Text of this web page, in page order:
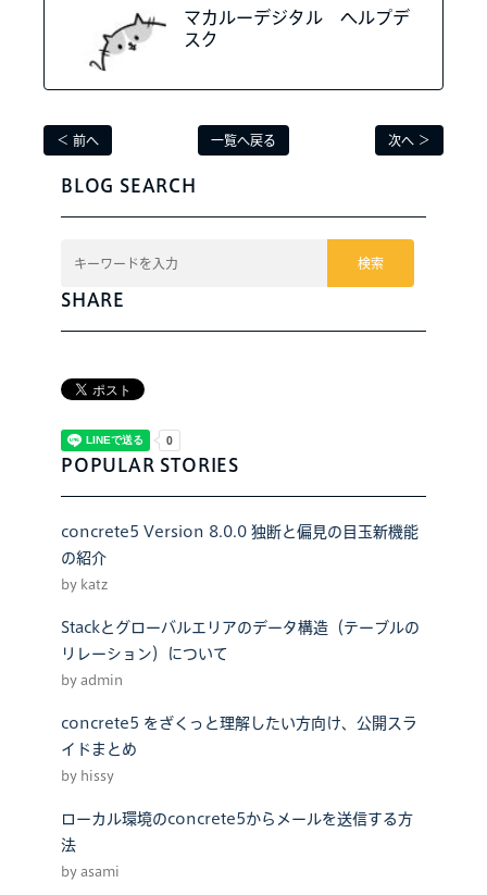
マカルーデジタル ヘルプデ
スク
＜ 前へ 一覧へ戻る 次へ ＞
BLOG SEARCH
検索
SHARE
POPULAR STORIES
concrete5 Version 8.0.0 独断と偏見の目玉新機能
の紹介
by katz
Stackとグローバルエリアのデータ構造（テーブルの
リレーション）について
by admin
concrete5 をざくっと理解したい方向け、公開スラ
イドまとめ
by hissy
ローカル環境のconcrete5からメールを送信する方
法
by asami